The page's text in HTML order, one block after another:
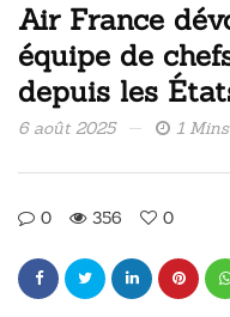
Air France
équipe de
depuis les
6 août 2025 1
0 356 0